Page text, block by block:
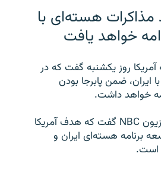
هسته‌ای با
خواهد یافت
روز یکشنبه گفت که در
ایران، ضمن پابرجا بودن
خواهد داشت.
وی در مصاحبه‌ای به تلویزیون NBC گفت که هدف آمریکا
برنامه هسته‌ای ایران و
است.